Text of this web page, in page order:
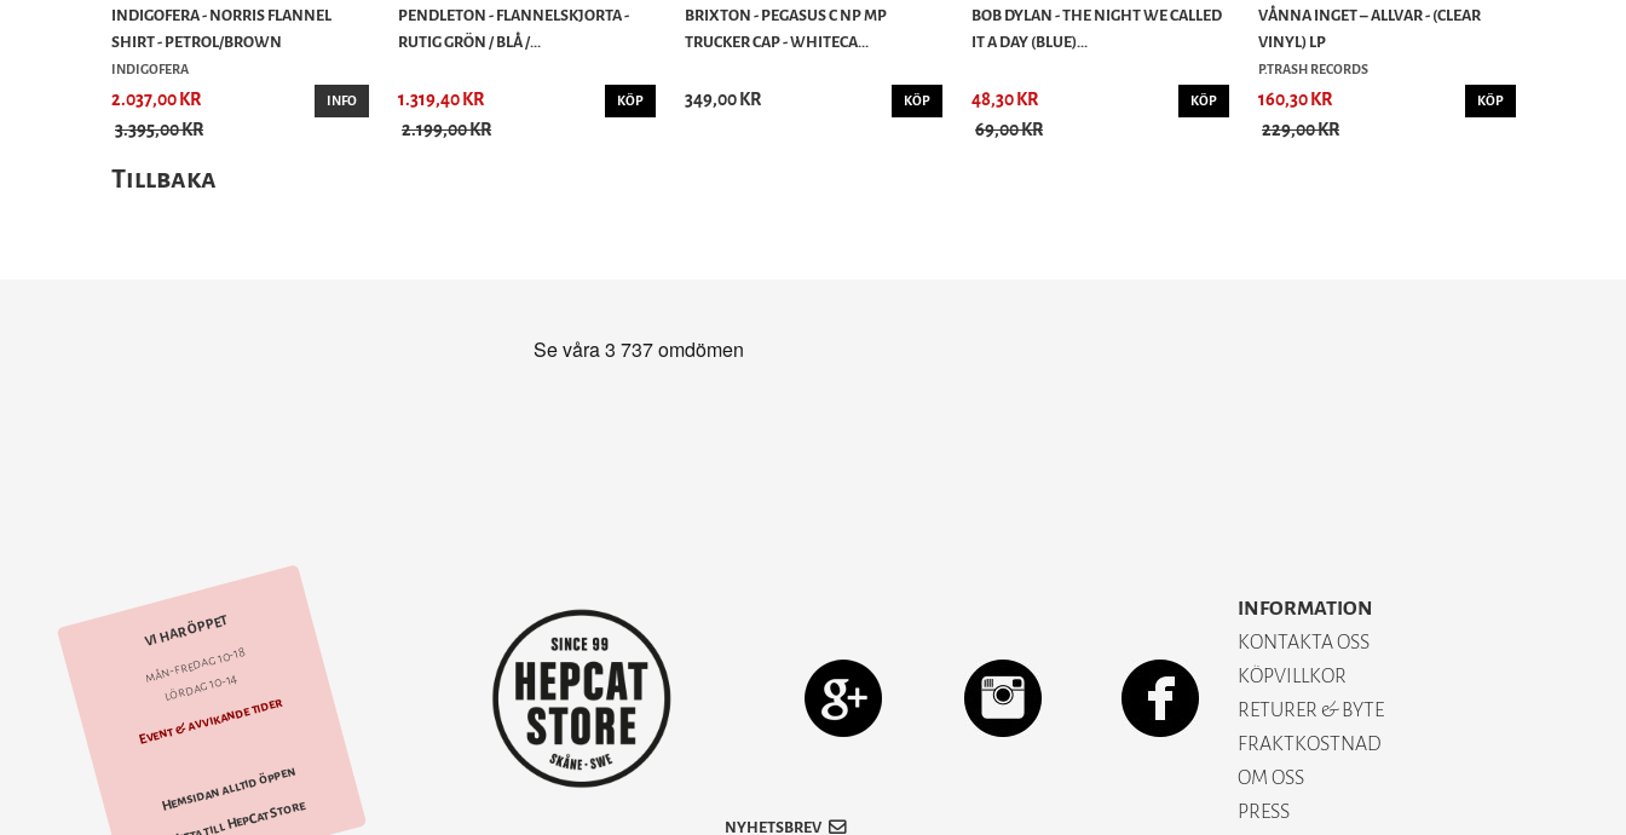
INDIGOFERA - NORRIS FLANNEL
SHIRT - PETROL/BROWN
INDIGOFERA
2.037,00 KR
3.395,00 KR
INFO
PENDLETON - FLANNELSKJORTA -
RUTIG GRÖN / BLÅ /...
1.319,40 KR
2.199,00 KR
KÖP
BRIXTON - PEGASUS C NP MP
TRUCKER CAP - WHITECA...
349,00 KR KÖP
BOB DYLAN - THE NIGHT WE CALLED
IT A DAY (BLUE)...
48,30 KR
69,00 KR
KÖP
VÅNNA INGET – ALLVAR - (CLEAR
VINYL) LP
P.TRASH RECORDS
160,30 KR
229,00 KR
KÖP
Tillbaka
VI HAR ÖPPET
mån-fredag 10-18
lördag 10-14
Event & avvikande tider
Hemsidan alltid öppen
Hitta till HepCat Store
INFORMATION
KONTAKTA OSS
KÖPVILLKOR
RETURER & BYTE
FRAKTKOSTNAD
OM OSS
PRESS
NYHETSBREV